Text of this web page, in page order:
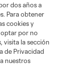
dos años a
Para obtener
cookies y
por no
visita la sección
de Privacidad
nuestros